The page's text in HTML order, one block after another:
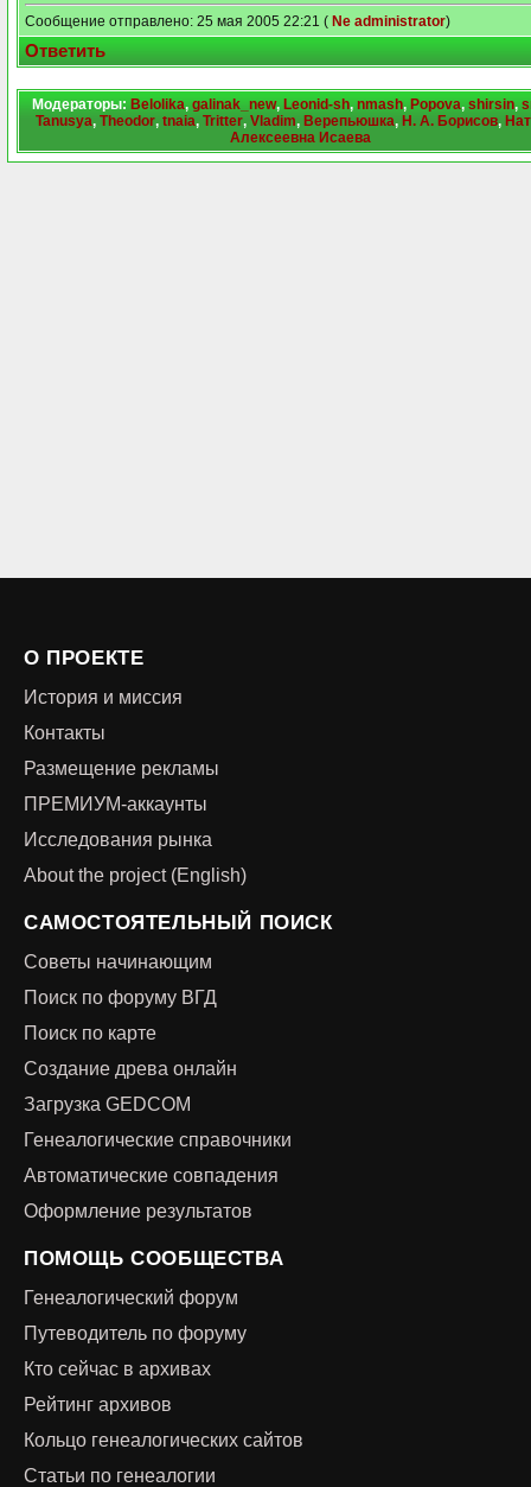
Сообщение отправлено: 25 мая 2005 22:21 ( Ne administrator)
Ответить
Модераторы: Belolika, galinak_new, Leonid-sh, nmash, Popova, shirsin,
Tanusya, Theodor, tnaia, Tritter, Vladim, Верепьюшка, Н. А. Борисов,
Алексеевна Исаева
О ПРОЕКТЕ
История и миссия
Контакты
Размещение рекламы
ПРЕМИУМ-аккаунты
Исследования рынка
About the project (English)
САМОСТОЯТЕЛЬНЫЙ ПОИСК
Советы начинающим
Поиск по форуму ВГД
Поиск по карте
Создание древа онлайн
Загрузка GEDCOM
Генеалогические справочники
Автоматические совпадения
Оформление результатов
ПОМОЩЬ СООБЩЕСТВА
Генеалогический форум
Путеводитель по форуму
Кто сейчас в архивах
Рейтинг архивов
Кольцо генеалогических сайтов
Статьи по генеалогии